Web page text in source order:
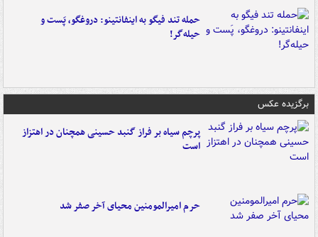
حمله تند فیگو به اینفانتینو: دروغگو، پَست‌ و
حیله‌گر!
برگزیده عکس
پرچم سیاه بر فراز گنبد حسینی همچنان در اهتزاز
است
حرم امیرالمومنین محیای آخر صفر شد